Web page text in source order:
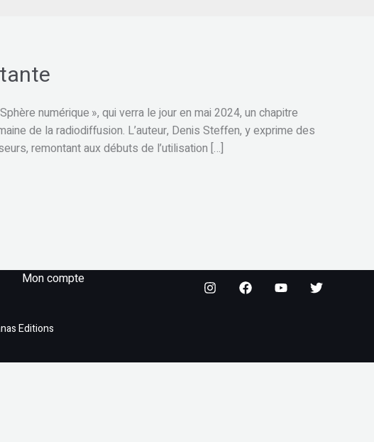
numérique », qui verra le jour en mai 2024, un chapitre
de la radiodiffusion. L’auteur, Denis Steffen, y exprime des
remontant aux débuts de l’utilisation […]
Mon compte
Editions